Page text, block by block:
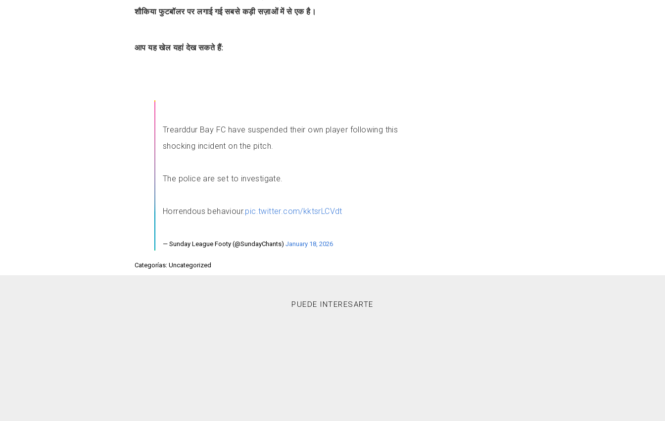
शौकिया फुटबॉलर पर लगाई गई सबसे कड़ी सज़ाओं में से एक है।
आप यह खेल यहां देख सकते हैं:
Trearddur Bay FC have suspended their own player following this
shocking incident on the pitch.
The police are set to investigate.
Horrendous behaviour. pic.twitter.com/kktsrLCVdt
— Sunday League Footy (@SundayChants) January 18, 2026
Categorías: Uncategorized
PUEDE INTERESARTE